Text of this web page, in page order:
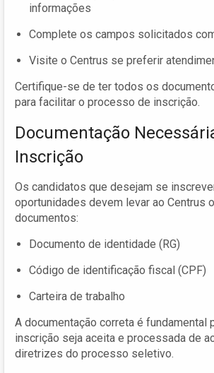
informações
Complete os campos solicitados
Visite o Centrus se preferir
Certifique-se de ter todos os
para facilitar o processo de inscrição.
Documentação
Inscrição
Os candidatos que desejam se
oportunidades devem levar ao Centrus
documentos:
Documento de identidade (RG)
Código de identificação fiscal (CPF)
Carteira de trabalho
A documentação correta é fundamental
inscrição seja aceita e processada de
diretrizes do processo seletivo.